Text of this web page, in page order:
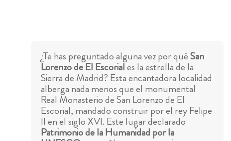
¿Te has preguntado alguna vez por quéSan
Lorenzo de El Escoriales la estrella de la
Sierra de Madrid? Esta encantadora localidad
alberga nada menos que el monumental
Real Monasterio de San Lorenzo de El
Escorial, mandado construir por el rey Felipe
II en el siglo XVI. Este lugar declarado
Patrimonio de la Humanidad por la